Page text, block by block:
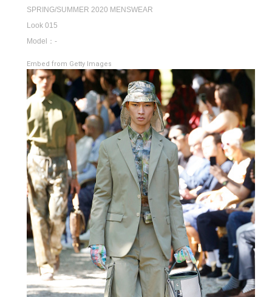
SPRING/SUMMER 2020 MENSWEAR
Look 015
Model：-
Embed from Getty Images